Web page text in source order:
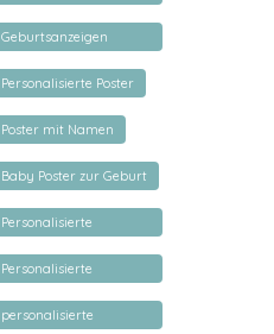
geburt personalisiert
Geburtsanzeigen
Kunstdrucke
personalisiert
Personalisierte Poster
Poster mit Namen
Baby Poster zur Geburt
Personalisierte
Geschenke zur Geburt
Personalisierte
Babygeschenke
personalisierte